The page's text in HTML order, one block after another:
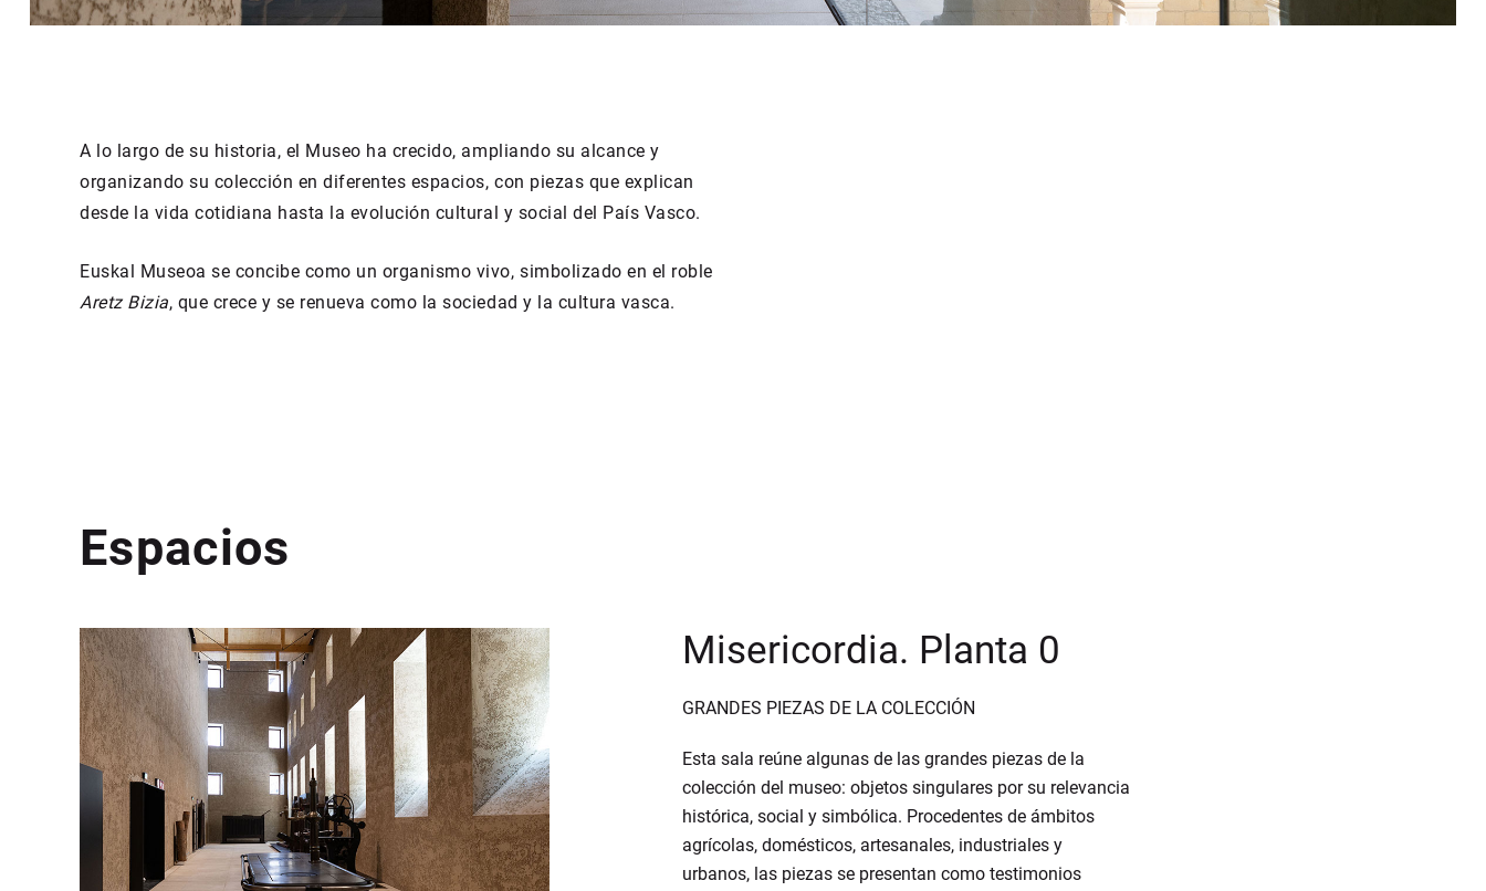
A lo largo de su historia, el Museo ha crecido, ampliando su alcance y
organizando su colección en diferentes espacios, con piezas que explican
desde la vida cotidiana hasta la evolución cultural y social del País Vasco.
Euskal Museoa se concibe como un organismo vivo, simbolizado en el roble
Aretz Bizia, que crece y se renueva como la sociedad y la cultura vasca.
Espacios
Misericordia. Planta 0
GRANDES PIEZAS DE LA COLECCIÓN
Esta sala reúne algunas de las grandes piezas de la
colección del museo: objetos singulares por su relevancia
histórica, social y simbólica. Procedentes de ámbitos
agrícolas, domésticos, artesanales, industriales y
urbanos, las piezas se presentan como testimonios